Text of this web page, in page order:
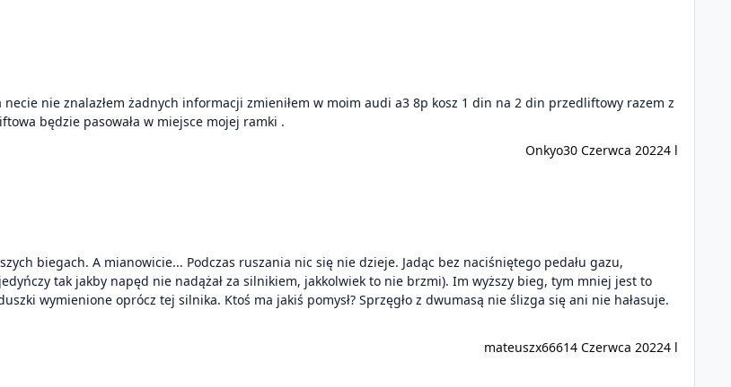
nie znalazłem żadnych informacji zmieniłem w moim audi a3 8p kosz 1 din na 2 din przedliftowy razem z
będzie pasowała w miejsce mojej ramki .
Onkyo30 Czerwca 20224 l
się nie dzieje. Jadąc bez naciśniętego pedału gazu,
tak jakby napęd nie nadążał za silnikiem, jakkolwiek to nie brzmi). Im wyższy bieg, tym mniej jest to
wymienione oprócz tej silnika. Ktoś ma jakiś pomysł? Sprzęgło z dwumasą nie ślizga się ani nie hałasuje.
mateuszx66614 Czerwca 20224 l